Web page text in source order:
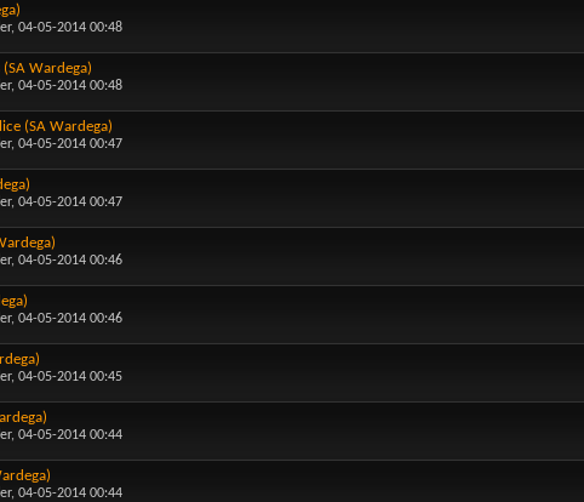
, 04-05-2014 00:48
Wardega)
, 04-05-2014 00:48
(SA Wardega)
, 04-05-2014 00:47
, 04-05-2014 00:47
, 04-05-2014 00:46
, 04-05-2014 00:46
, 04-05-2014 00:45
, 04-05-2014 00:44
, 04-05-2014 00:44